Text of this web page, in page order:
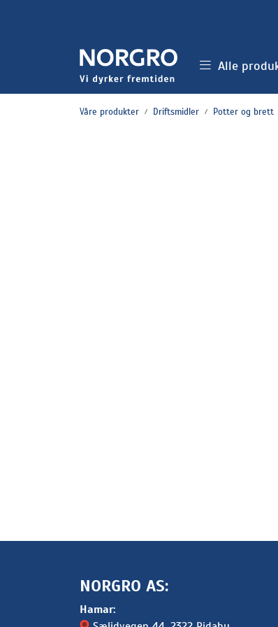
Alle
Våre produkter Driftsmidler Potter og brett
NORGRO AS:
Hamar: